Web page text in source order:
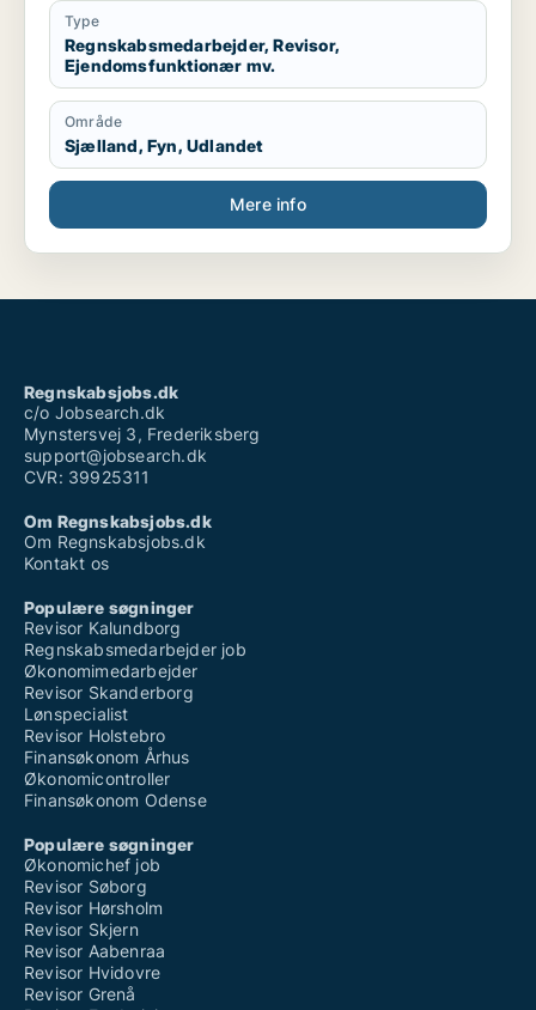
Type
Regnskabsmedarbejder, Revisor,
Ejendomsfunktionær mv.
Område
Sjælland, Fyn, Udlandet
Mere info
Regnskabsjobs.dk
c/o Jobsearch.dk
Mynstersvej 3, Frederiksberg
support@jobsearch.dk
CVR: 39925311
Om Regnskabsjobs.dk
Om Regnskabsjobs.dk
Kontakt os
Populære søgninger
Revisor Kalundborg
Regnskabsmedarbejder job
Økonomimedarbejder
Revisor Skanderborg
Lønspecialist
Revisor Holstebro
Finansøkonom Århus
Økonomicontroller
Finansøkonom Odense
Populære søgninger
Økonomichef job
Revisor Søborg
Revisor Hørsholm
Revisor Skjern
Revisor Aabenraa
Revisor Hvidovre
Revisor Grenå